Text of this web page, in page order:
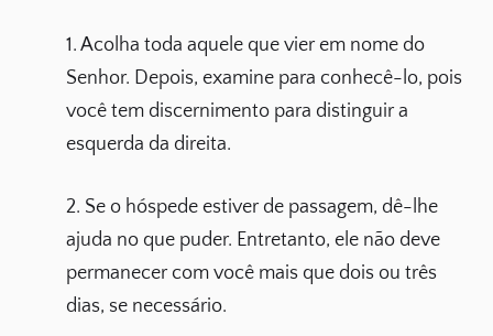
1. Acolha toda aquele que vier em nome do
Senhor. Depois, examine para conhecê-lo, pois
você tem discernimento para distinguir a
esquerda da direita.
2. Se o hóspede estiver de passagem, dê-lhe
ajuda no que puder. Entretanto, ele não deve
permanecer com você mais que dois ou três
dias, se necessário.